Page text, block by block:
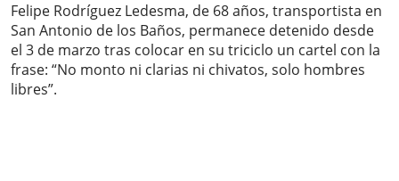
Felipe Rodríguez Ledesma, de 68 años, transportista en
San Antonio de los Baños, permanece detenido desde
el 3 de marzo tras colocar en su triciclo un cartel con la
frase: “No monto ni clarias ni chivatos, solo hombres
libres”.